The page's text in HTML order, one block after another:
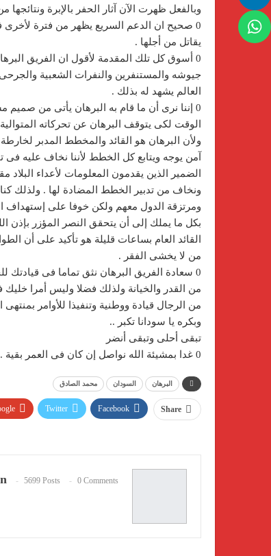
وبالفعل ظهرت الآن آثار الحفر بالإبرة
0 صحيح ان الدعم السريع يظهر من فترة
يقاتل من أجلها .
0 أسوق كل تلك المقدمة لأقول ان الفريق
جيوشه والمستنفرين والنفرات الشعبية
العالم يشهد له بذلك .
0 إننا نرى أن ما قام به البرهان يأتى من صميم
الوقت لكى يتوقف البرهان عن تحركاته
ولأن البرهان هو القائد والمخطط المدبر
آمن يوجه ويتابع كل الخطط لأننا نخاف عليه
الضمير الذين يقدمون المعلومات لأعداء
ونخاف من تدبير الخطط المضادة لها . ولذلك
ومرتزقة الدول معهم ولكن خوفا على إستهداف
بكل ما يملك إلى أن يتحقق النصر المؤزر
القائد العام بساعات قليلة هو تأكيد على أن
من لا يخشى الفقر .
0 سعادة الفريق البرهان نثق تماما فى
من القدر والخيانة ولذلك فضلا وليس أمرا
من الرجال قيادة ووطنية وتنفيذا للأوامر
وبكره يا سودانا تكبر ..
تبقى أحلى وتبقى أنضر
0 غدا بمشيئة الله نواصل إن كان فى العمر بقية . والله من وراء القصد .
البرهان السودان محمد الصادق
Share
Facebook
Twitter
5699 Posts 0 Comments